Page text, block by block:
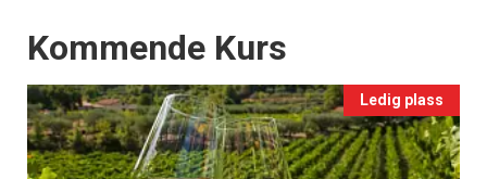
Events
Kommende Kurs
Ledig plass